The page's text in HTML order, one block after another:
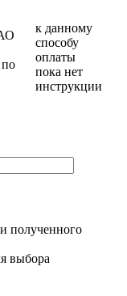
к данному
способу
оплаты
пока нет
инструкции
полученного
выбора